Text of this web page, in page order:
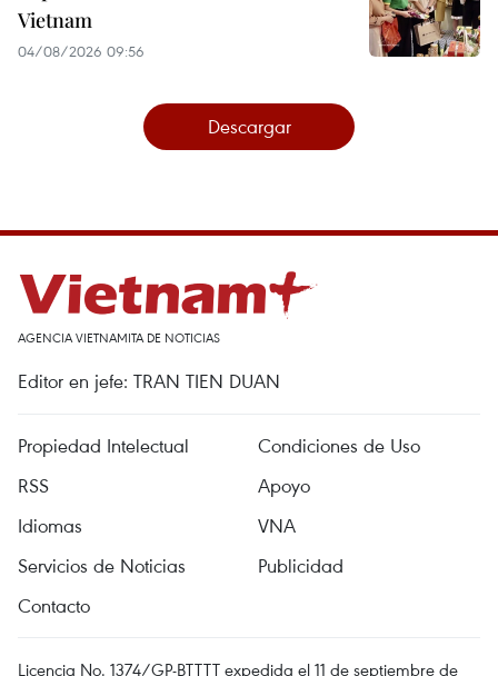
Vietnam
04/08/2026 09:56
Descargar
AGENCIA VIETNAMITA DE NOTICIAS
Editor en jefe: TRAN TIEN DUAN
Propiedad Intelectual
Condiciones de Uso
RSS
Apoyo
Idiomas
VNA
Servicios de Noticias
Publicidad
Contacto
Licencia No. 1374/GP-BTTTT expedida el 11 de septiembre de